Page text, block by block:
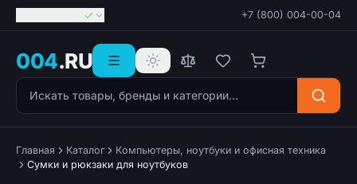
+7 (800) 004-00-04
004.RU
Поиск товаров
Главная Каталог
Компьютеры, ноутбуки и офисная техника
Сумки и рюкзаки для ноутбуков